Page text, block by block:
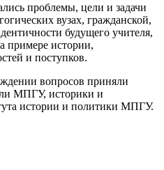
проблемы, цели и задачи
вузах, гражданской,
будущего учителя,
примере истории,
и поступков.
вопросов приняли
МПГУ, историки и
истории и политики МПГУ.